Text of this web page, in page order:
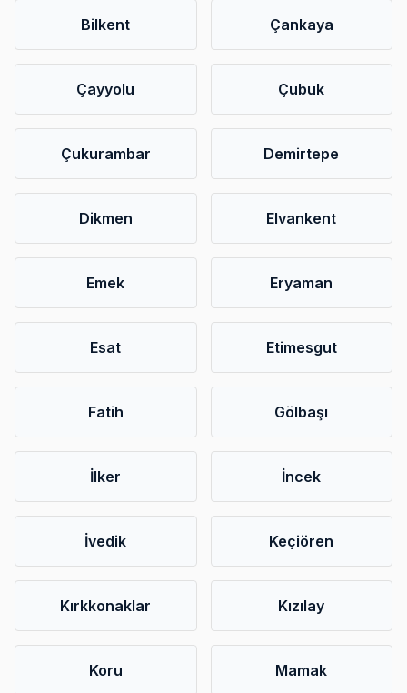
Bilkent Çankaya
Çayyolu Çubuk
Çukurambar Demirtepe
Dikmen Elvankent
Emek Eryaman
Esat Etimesgut
Fatih Gölbaşı
İlker İncek
İvedik Keçiören
Kırkkonaklar Kızılay
Koru Mamak